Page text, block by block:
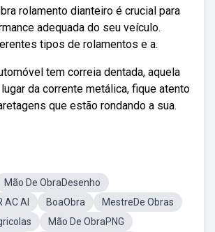
rolamento dianteiro é crucial para
adequada do seu veículo.
tipos de rolamentos e a.
tem correia dentada, aquela
da corrente metálica, fique atento
que estão rondando a sua.
Mão De ObraDesenho
AC Al
BoaObra
MestreDe Obras
Mão De ObraPNG